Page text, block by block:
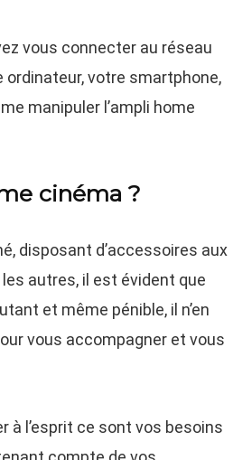
vous connecter au réseau
votre smartphone,
manipuler l’ampli home
cinéma ?
disposant d’accessoires aux
autres, il est évident que
et même pénible, il n’en
vous accompagner et vous
à l’esprit ce sont vos besoins